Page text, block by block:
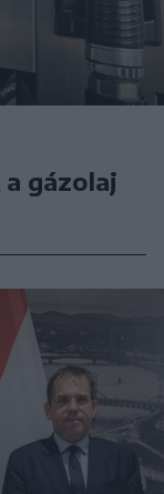
gázolaj